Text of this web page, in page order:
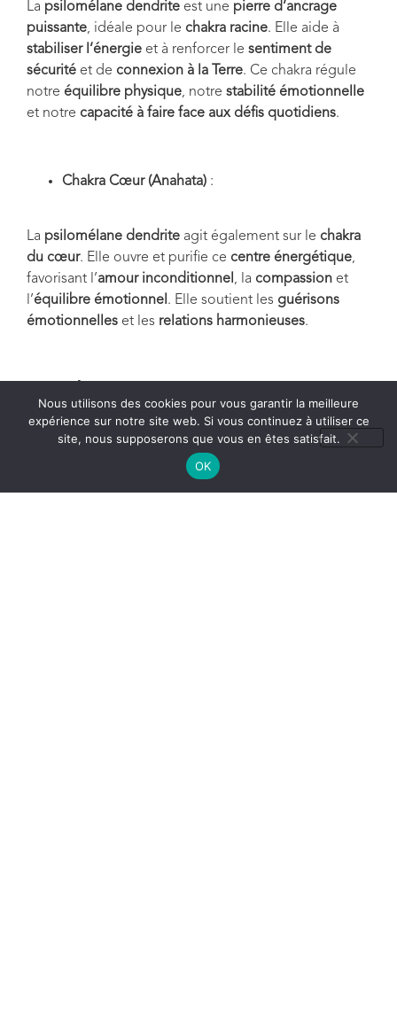
La psilomélane dendrite est une pierre d’ancrage
puissante, idéale pour le chakra racine. Elle aide à
stabiliser l’énergie et à renforcer le sentiment de
sécurité et de connexion à la Terre. Ce chakra régule
notre équilibre physique, notre stabilité émotionnelle
et notre capacité à faire face aux défis quotidiens.
Chakra Cœur (Anahata) :
La psilomélane dendrite agit également sur le chakra
du cœur. Elle ouvre et purifie ce centre énergétique,
favorisant l’amour inconditionnel , la compassion et
l’équilibre émotionnel . Elle soutient les guérisons
émotionnelles et les relations harmonieuses.
Porter une pierre de psilomélane dendrite
, c’est inviter
transformation
quotidien. Que ce soit pourharmoniser votre corps,
Nous utilisons des cookies pour vous garantir la meilleure
expérience sur notre site web. Si vous continuez à utiliser ce
site, nous supposerons que vous en êtes satisfait.
OK